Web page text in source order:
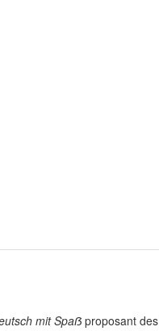
mit Spaẞ proposant